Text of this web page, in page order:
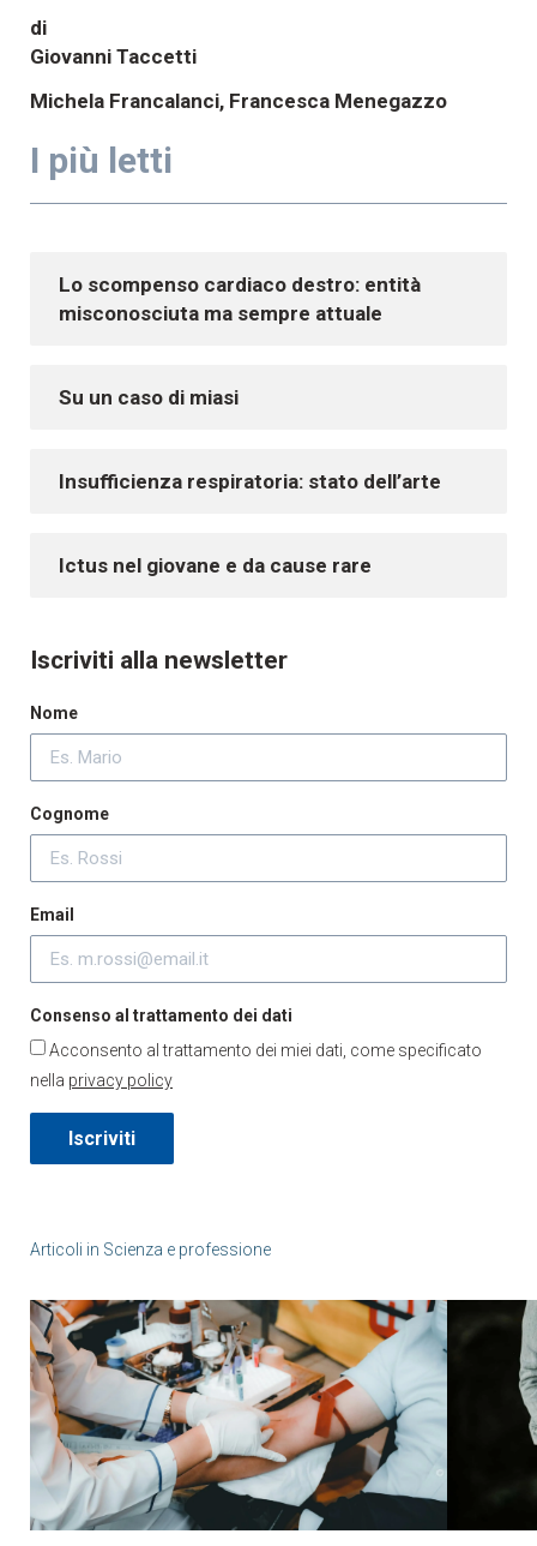
di
Giovanni Taccetti
Michela Francalanci, Francesca Menegazzo
I più letti
Lo scompenso cardiaco destro: entità
misconosciuta ma sempre attuale
Su un caso di miasi
Insufficienza respiratoria: stato dell’arte
Ictus nel giovane e da cause rare
Iscriviti alla newsletter
Nome
Cognome
Email
Consenso al trattamento dei dati
Acconsento al trattamento dei miei dati, come specificato
nella privacy policy
Iscriviti
Articoli in Scienza e professione